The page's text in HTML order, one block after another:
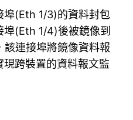
埠(Eth 1/3)的資料封包
(Eth 1/4)後被鏡像到
連接埠將鏡像資料報
跨裝置的資料報文監